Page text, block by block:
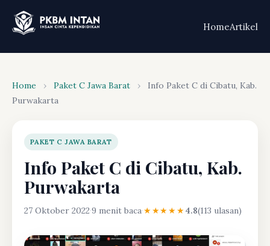
HomeArtikel
Home › Paket C Jawa Barat ›
Info Paket C di Cibatu, Kab.
Purwakarta
PAKET C JAWA BARAT
Info Paket C di Cibatu, Kab.
Purwakarta
27 Oktober 2022·9 menit baca·★★★★★4.8(113 ulasan)